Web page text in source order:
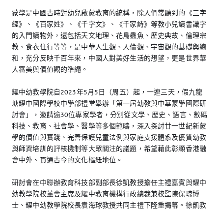
蒙學是中國古時對幼兒啟蒙教育的統稱，除人們常聽到的《三字
經》、《百家姓》、《千字文》、《千家詩》等教小兒讀書識字
的入門讀物外，還包括天文地理、花鳥蟲魚、歷史典故、倫理宗
教、食衣住行等等，是中華人生觀、人倫觀、宇宙觀的基礎與總
和，充分反映千百年來，中國人對美好生活的想望，更是世界華
人審美與價值觀的準繩。
耀中幼教學院自2023年5月5日（周五）起，一連三天，假九龍
塘耀中國際學校中學部禮堂舉辦「第一屆幼教與中華蒙學國際研
討會」，邀請逾30位專家學者，分別從文學、歷史、語言、數碼
科技、教育、社會學、醫學等多個範疇，深入探討廿一世紀新蒙
學的價值與實踐、完善保護兒童法例與家庭支援體系及優質幼教
與師資培訓的評核機制等大眾關注的議題，希望藉此彰顯香港融
會中外、貫通古今的文化樞紐地位。
研討會在中聯辦教育科技部副部長徐凱教授擔任主禮嘉賓與耀中
幼教學院校董會主席及耀中教育機構行政總裁兼校監陳保琼博
士、耀中幼教學院校長袁海球教授共同主禮下隆重揭幕。徐凱教